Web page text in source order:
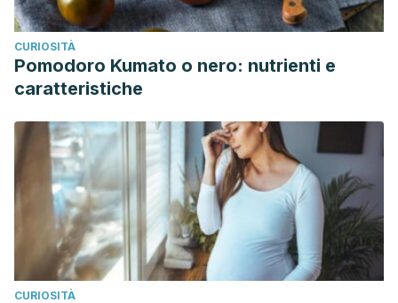
CURIOSITÀ
Pomodoro Kumato o nero: nutrienti e
caratteristiche
CURIOSITÀ